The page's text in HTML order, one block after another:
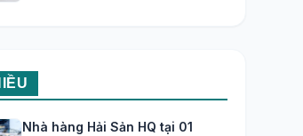
Nhà hàng Hải Sản HQ tại 01